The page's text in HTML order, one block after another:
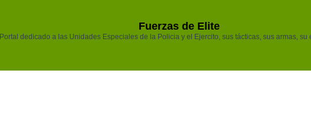
Fuerzas de Elite
Portal dedicado a las Unidades Especiales de la Policia y el Ejercito, sus tácticas, sus armas, su